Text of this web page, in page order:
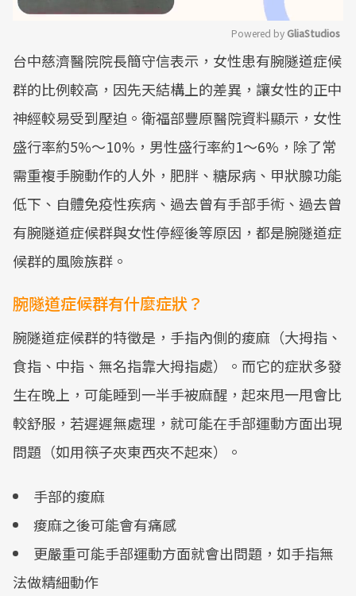
Mute
Powered by GliaStudios
台中慈濟醫院院長簡守信表示，女性患有腕隧道症候
群的比例較高，因先天結構上的差異，讓女性的正中
神經較易受到壓迫。衛福部豐原醫院資料顯示，女性
盛行率約5%～10%，男性盛行率約1～6%，除了常
需重複手腕動作的人外，肥胖、糖尿病、甲狀腺功能
低下、自體免疫性疾病、過去曾有手部手術、過去曾
有腕隧道症候群與女性停經後等原因，都是腕隧道症
候群的風險族群。
腕隧道症候群有什麼症狀？
腕隧道症候群的特徵是，手指內側的痠麻（大拇指、
食指、中指、無名指靠大拇指處）。而它的症狀多發
生在晚上，可能睡到一半手被麻醒，起來甩一甩會比
較舒服，若遲遲無處理，就可能在手部運動方面出現
問題（如用筷子夾東西夾不起來）。
手部的痠麻
痠麻之後可能會有痛感
更嚴重可能手部運動方面就會出問題，如手指無
法做精細動作